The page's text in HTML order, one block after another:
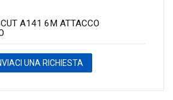
A141 6M ATTACCO
UNA RICHIESTA